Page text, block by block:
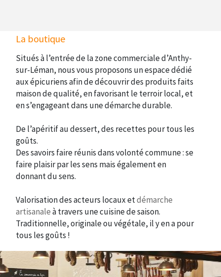
La boutique
Situés à l’entrée de la zone commerciale d’Anthy-
sur-Léman, nous vous proposons un espace dédié
aux épicuriens afin de découvrir des produits faits
maison de qualité, en favorisant le terroir local, et
en s’engageant dans une démarche durable.
De l’apéritif au dessert, des recettes pour tous les
goûts.
Des savoirs faire réunis dans volonté commune : se
faire plaisir par les sens mais également en
donnant du sens.
Valorisation des acteurs locaux etdémarche
artisanaleà travers une cuisine de saison.
Traditionnelle, originale ou végétale, il y en a pour
tous les goûts !